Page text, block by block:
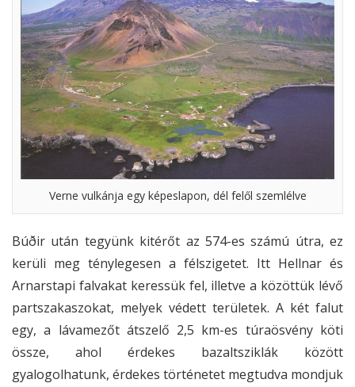
Verne vulkánja egy képeslapon, dél felől szemlélve
Búðir után tegyünk kitérőt az 574-es számú útra, ez
kerüli meg ténylegesen a félszigetet. Itt Hellnar és
Arnarstapi falvakat keressük fel, illetve a közöttük lévő
partszakaszokat, melyek védett területek. A két falut
egy, a lávamezőt átszelő 2,5 km-es túraösvény köti
össze, ahol érdekes bazaltsziklák között
gyalogolhatunk, érdekes történetet megtudva mondjuk